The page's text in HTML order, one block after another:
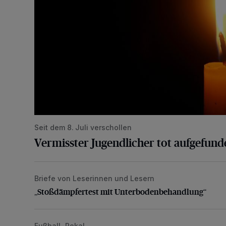
Seit dem 8. Juli verschollen
Vermisster Jugendlicher tot
„Stoßdämpfertest mit Unterbodenbehandlung“
Briefe von Leserinnen und Lesern
„Stoßdämpfertest mit Unterbodenbehandlung“